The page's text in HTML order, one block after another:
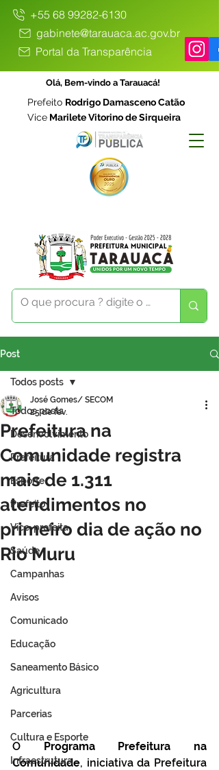
+55 68 99282-6130
gabinete@tarauaca.ac.gov.br
Portal da Transparência
Olá, Bem-vindo a Tarauacá!
Prefeito Rodrigo Damasceno Catão
Vice Marilete Vitorino de Sirqueira
Post
Todos posts
Desenvolvimento
Prefeitura
Esporte
Prefeito
Vice-prefeita
Saúde
Campanhas
Avisos
Comunicado
Educação
Saneamento Básico
Agricultura
Parcerias
Cultura e Esporte
Infraestrutura
Todos posts
Prefeitura na
Comunidade registra
mais de 1.311
atendimentos no
primeiro dia de ação no
Rio Muru
José Gomes/ SECOM
25 de fev.
O Programa Prefeitura na
Comunidade, iniciativa da Prefeitura